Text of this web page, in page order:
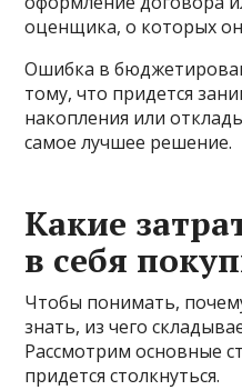
оценщика, о которых он
Ошибка в
тому, что придется
накопления или
самое лучшее решение.
Какие
в себя
Чтобы понимать,
знать, из чего
Рассмотрим основные
придется столкнуться.